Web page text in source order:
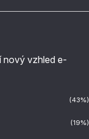
nový vzhled e-
(43%)
(19%)